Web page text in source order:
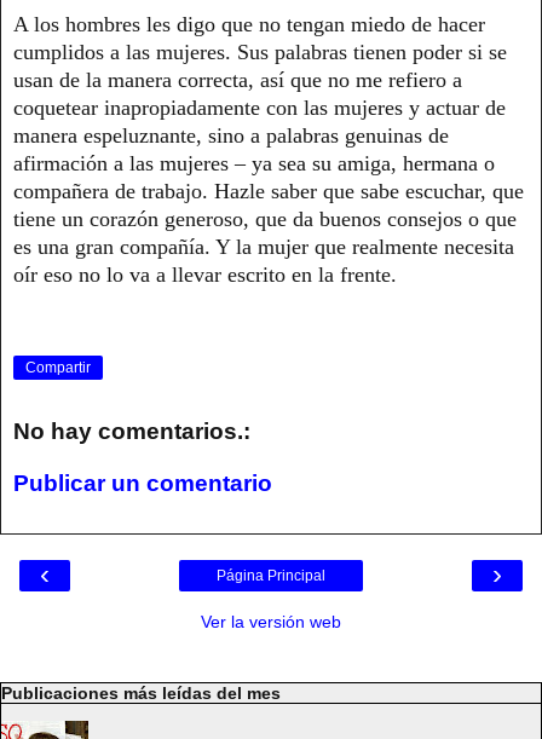
A los hombres les digo que no tengan miedo de hacer
cumplidos a las mujeres. Sus palabras tienen poder si se
usan de la manera correcta, así que no me refiero a
coquetear inapropiadamente con las mujeres y actuar de
manera espeluznante, sino a palabras genuinas de
afirmación a las mujeres – ya sea su amiga, hermana o
compañera de trabajo. Hazle saber que sabe escuchar, que
tiene un corazón generoso, que da buenos consejos o que
es una gran compañía. Y la mujer que realmente necesita
oír eso no lo va a llevar escrito en la frente.
Compartir
No hay comentarios.:
Publicar un comentario
‹ ›
Página Principal
Ver la versión web
Publicaciones más leídas del mes